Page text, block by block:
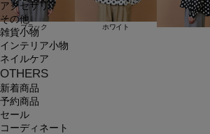
アクセサリ
その他
雑貨小物
インテリア小物
ネイルケア
OTHERS
新着商品
予約商品
セール
コーディネート
ブラック ホワイト